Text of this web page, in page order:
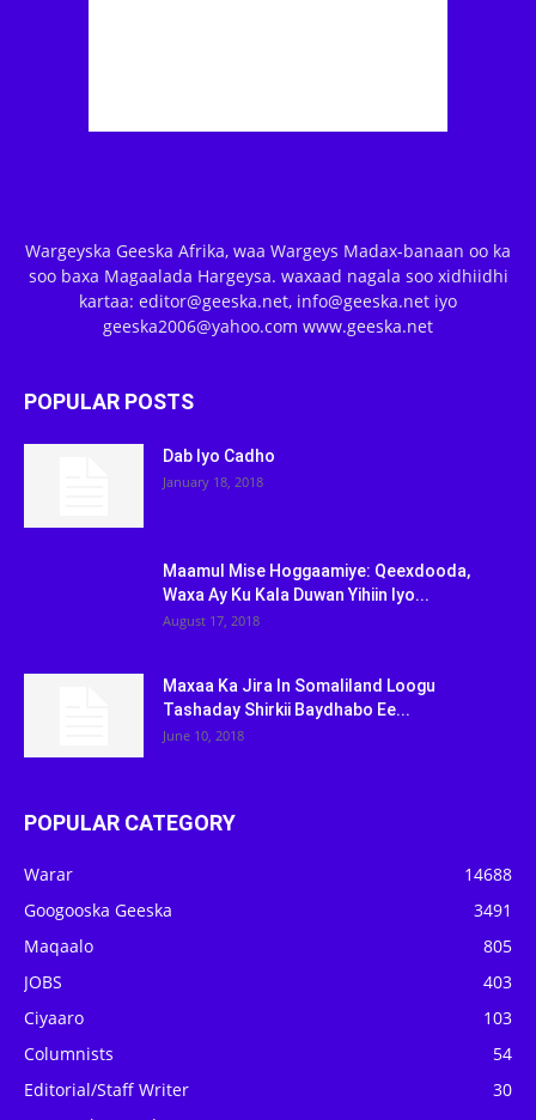
Wargeyska Geeska Afrika, waa Wargeys Madax-banaan oo ka
soo baxa Magaalada Hargeysa. waxaad nagala soo xidhiidhi
kartaa: editor@geeska.net, info@geeska.net iyo
geeska2006@yahoo.com www.geeska.net
POPULAR POSTS
Dab Iyo Cadho
January 18, 2018
Maamul Mise Hoggaamiye: Qeexdooda,
Waxa Ay Ku Kala Duwan Yihiin Iyo...
August 17, 2018
Maxaa Ka Jira In Somaliland Loogu
Tashaday Shirkii Baydhabo Ee...
June 10, 2018
POPULAR CATEGORY
Warar
14688
Googooska Geeska
3491
Maqaalo
805
JOBS
403
Ciyaaro
103
Columnists
54
Editorial/Staff Writer
30